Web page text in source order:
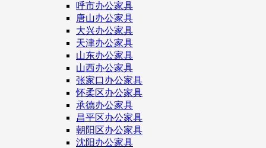
呼市办公家具
唐山办公家具
大兴办公家具
天津办公家具
山东办公家具
山西办公家具
张家口办公家具
怀柔区办公家具
承德办公家具
昌平区办公家具
朝阳区办公家具
沈阳办公家具